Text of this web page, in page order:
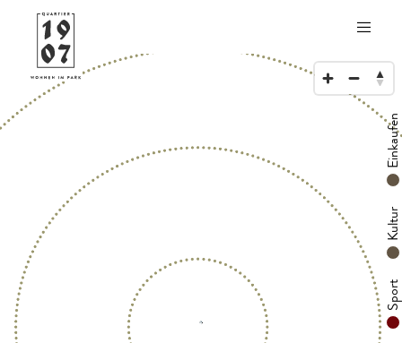
Sport
Kultur
Einkaufen